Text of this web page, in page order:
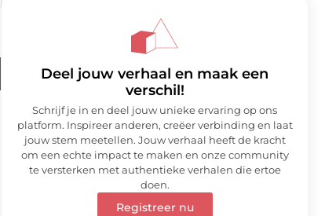
Deel jouw verhaal en maak een
verschil!
Schrijf je in en deel jouw unieke ervaring op ons
platform. Inspireer anderen, creëer verbinding en laat
jouw stem meetellen. Jouw verhaal heeft de kracht
om een echte impact te maken en onze community
te versterken met authentieke verhalen die ertoe
doen.
Registreer nu